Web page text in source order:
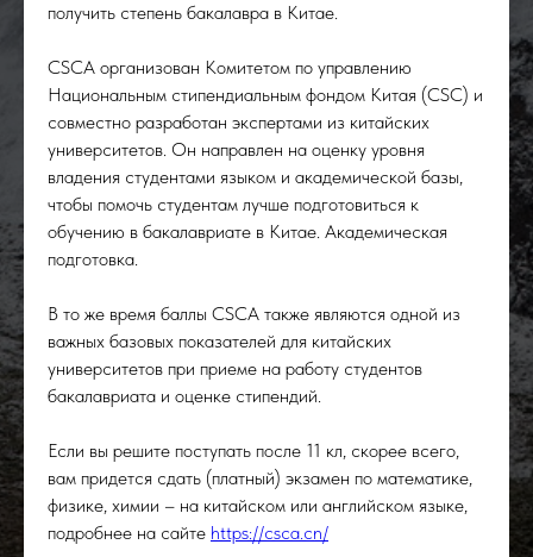
получить степень бакалавра в Китае.
CSCA организован Комитетом по управлению
Национальным стипендиальным фондом Китая (CSC) и
совместно разработан экспертами из китайских
университетов. Он направлен на оценку уровня
владения студентами языком и академической базы,
чтобы помочь студентам лучше подготовиться к
обучению в бакалавриате в Китае. Академическая
подготовка.
В то же время баллы CSCA также являются одной из
важных базовых показателей для китайских
университетов при приеме на работу студентов
бакалавриата и оценке стипендий.
Если вы решите поступать после 11 кл, скорее всего,
вам придется сдать (платный) экзамен по математике,
физике, химии – на китайском или английском языке,
подробнее на сайте https://csca.cn/